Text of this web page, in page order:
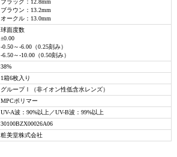
ブラック：12.8mm
ブラウン：13.2mm
オークル：13.0mm
球面度数
±0.00
-0.50～-6.00（0.25刻み）
-6.50～-10.00（0.50刻み）
38%
1箱6枚入り
グループⅠ（非イオン性低含水レンズ）
MPCポリマー
UV-A波：90%以上／UV-B波：99%以上
30100BZX00026A06
粧美堂株式会社